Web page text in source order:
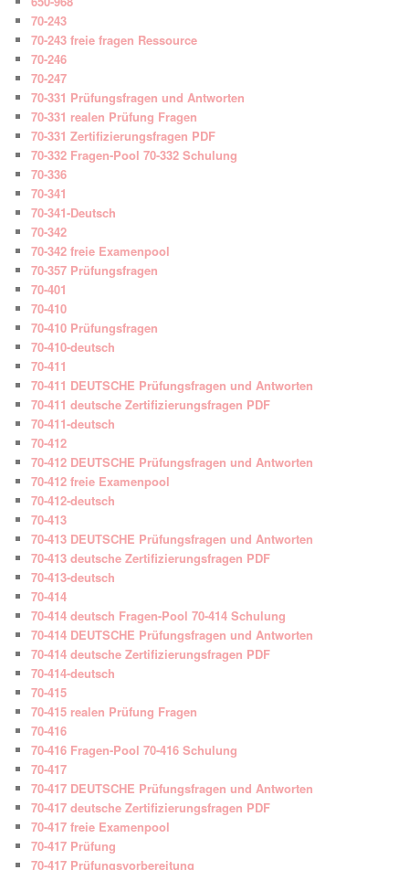
70-243
70-243 freie fragen Ressource
70-246
70-247
70-331 Prüfungsfragen und Antworten
70-331 realen Prüfung Fragen
70-331 Zertifizierungsfragen PDF
70-332 Fragen-Pool 70-332 Schulung
70-336
70-341
70-341-Deutsch
70-342
70-342 freie Examenpool
70-357 Prüfungsfragen
70-401
70-410
70-410 Prüfungsfragen
70-410-deutsch
70-411
70-411 DEUTSCHE Prüfungsfragen und Antworten
70-411 deutsche Zertifizierungsfragen PDF
70-411-deutsch
70-412
70-412 DEUTSCHE Prüfungsfragen und Antworten
70-412 freie Examenpool
70-412-deutsch
70-413
70-413 DEUTSCHE Prüfungsfragen und Antworten
70-413 deutsche Zertifizierungsfragen PDF
70-413-deutsch
70-414
70-414 deutsch Fragen-Pool 70-414 Schulung
70-414 DEUTSCHE Prüfungsfragen und Antworten
70-414 deutsche Zertifizierungsfragen PDF
70-414-deutsch
70-415
70-415 realen Prüfung Fragen
70-416
70-416 Fragen-Pool 70-416 Schulung
70-417
70-417 DEUTSCHE Prüfungsfragen und Antworten
70-417 deutsche Zertifizierungsfragen PDF
70-417 freie Examenpool
70-417 Prüfung
70-417 Prüfungsvorbereitung